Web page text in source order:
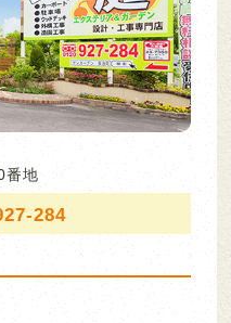
番地
284